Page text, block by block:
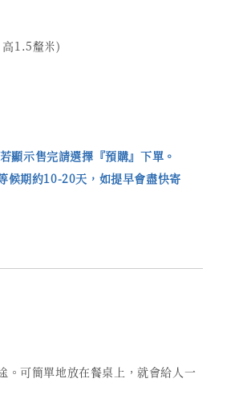
1.5釐米)
顯示售完請選擇『預購』下單。
候期約10-20天，如提早會盡快寄
。可簡單地放在餐桌上，就會給人一